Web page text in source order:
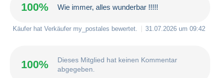
100% Wie immer, alles wunderbar !!!!!
Käufer hat Verkäufer my_postales bewertet. 31.07.2026 um 09:42
100%
Dieses Mitglied hat keinen Kommentar
abgegeben.